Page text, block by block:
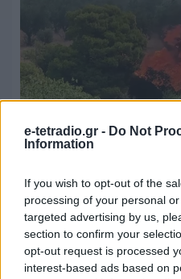
e-tetradio.gr - Do Not
Information
If you wish to opt-out of the
processing of your personal
targeted advertising by us,
section to confirm your
opt-out request is processed
interest-based ads based on
Πρόγραμμα
02.08.2026 - 19:01